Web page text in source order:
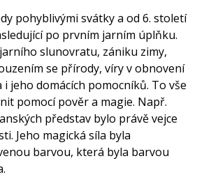
Přihlásit se
Zdroj kanálů (příspěvky)
Kanál komentářů
Česká lokalizace
pohyblivými svátky a od 6. století
po prvním jarním úplňku.
slunovratu, zániku zimy,
se přírody, víry v obnovení
i jeho domácích pomocníků. To vše
pomocí pověr a magie. Např.
představ bylo právě vejce
Jeho magická síla byla
barvou, která byla barvou